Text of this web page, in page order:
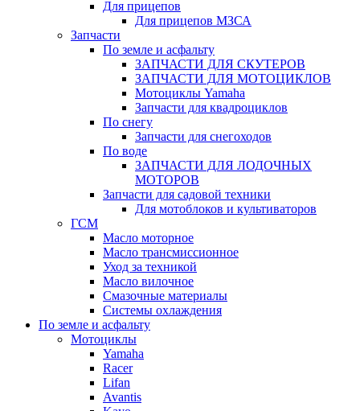
Для прицепов
Для прицепов МЗСА
Запчасти
По земле и асфальту
ЗАПЧАСТИ ДЛЯ СКУТЕРОВ
ЗАПЧАСТИ ДЛЯ МОТОЦИКЛОВ
Мотоциклы Yamaha
Запчасти для квадроциклов
По снегу
Запчасти для снегоходов
По воде
ЗАПЧАСТИ ДЛЯ ЛОДОЧНЫХ
МОТОРОВ
Запчасти для садовой техники
Для мотоблоков и культиваторов
ГСМ
Масло моторное
Масло трансмиссионное
Уход за техникой
Масло вилочное
Смазочные материалы
Системы охлаждения
По земле и асфальту
Мотоциклы
Yamaha
Racer
Lifan
Avantis